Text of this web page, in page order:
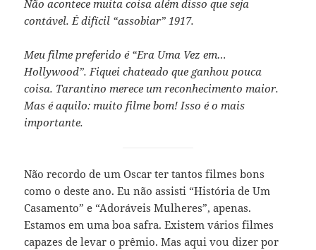
Não acontece muita coisa além disso que seja
contável. É difícil “assobiar” 1917.
Meu filme preferido é “Era Uma Vez em…
Hollywood”. Fiquei chateado que ganhou pouca
coisa. Tarantino merece um reconhecimento maior.
Mas é aquilo: muito filme bom! Isso é o mais
importante.
Não recordo de um Oscar ter tantos filmes bons
como o deste ano. Eu não assisti “História de Um
Casamento” e “Adoráveis Mulheres”, apenas.
Estamos em uma boa safra. Existem vários filmes
capazes de levar o prêmio. Mas aqui vou dizer por